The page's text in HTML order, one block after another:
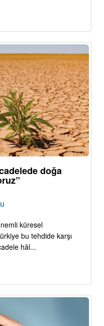
doğa
küresel
bu tehdide karşı
hâl...